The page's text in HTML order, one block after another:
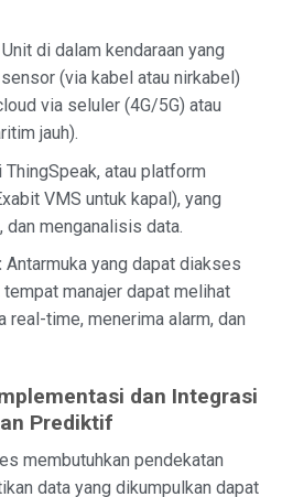
Unit di dalam kendaraan yang
(via kabel atau nirkabel)
via seluler (4G/5G) atau
jauh).
ThingSpeak, atau platform
VMS untuk kapal), yang
menganalisis data.
Antarmuka yang dapat diakses
manajer dapat melihat
real-time, menerima alarm, dan
dan Integrasi
Prediktif
membutuhkan pendekatan
data yang dikumpulkan dapat